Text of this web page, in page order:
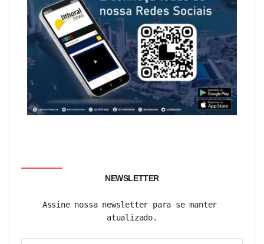
NEWSLETTER
Assine nossa newsletter para se manter
atualizado.